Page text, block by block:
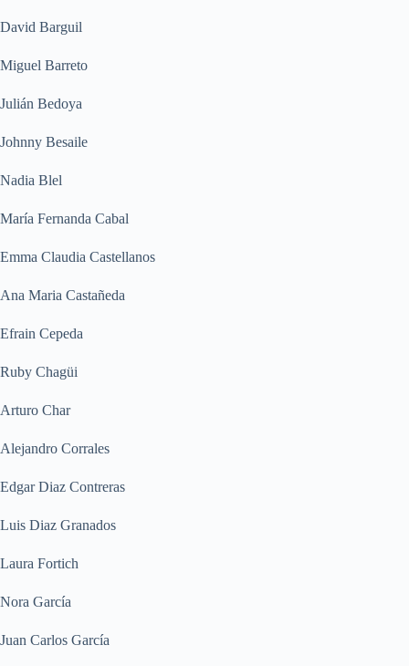
David Barguil
Miguel Barreto
Julián Bedoya
Johnny Besaile
Nadia Blel
María Fernanda Cabal
Emma Claudia Castellanos
Ana Maria Castañeda
Efrain Cepeda
Ruby Chagüi
Arturo Char
Alejandro Corrales
Edgar Diaz Contreras
Luis Diaz Granados
Laura Fortich
Nora García
Juan Carlos García